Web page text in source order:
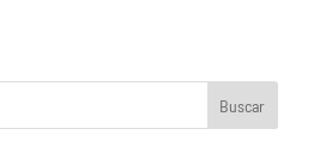
Buscar